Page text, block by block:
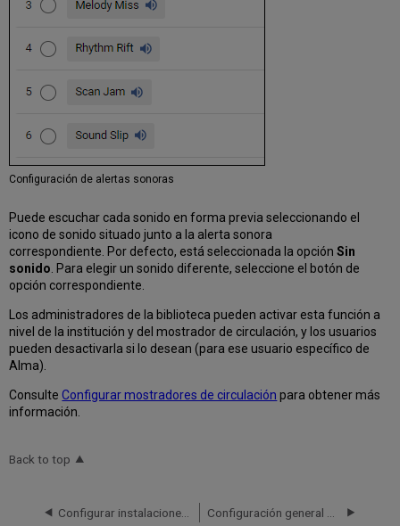
Configuración de alertas sonoras
Puede escuchar cada sonido en forma previa seleccionando el
icono de sonido situado junto a la alerta sonora
correspondiente. Por defecto, está seleccionada la opciónSin
sonido . Para elegir un sonido diferente, seleccione el botón de
opción correspondiente.
Los administradores de la biblioteca pueden activar esta función a
nivel de la institución y del mostrador de circulación, y los usuarios
pueden desactivarla si lo desean (para ese usuario específico de
Alma).
ConsulteConfigurar mostradores de circulación para obtener más
información.
Back to top